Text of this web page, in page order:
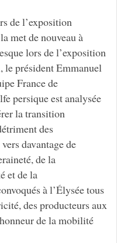
de l’exposition
met de nouveau à
lors de l’exposition
le président Emmanuel
France de
persique est analysée
la transition
des
davantage de
de la
et de la
à l’Élysée tous
des producteurs aux
de la mobilité